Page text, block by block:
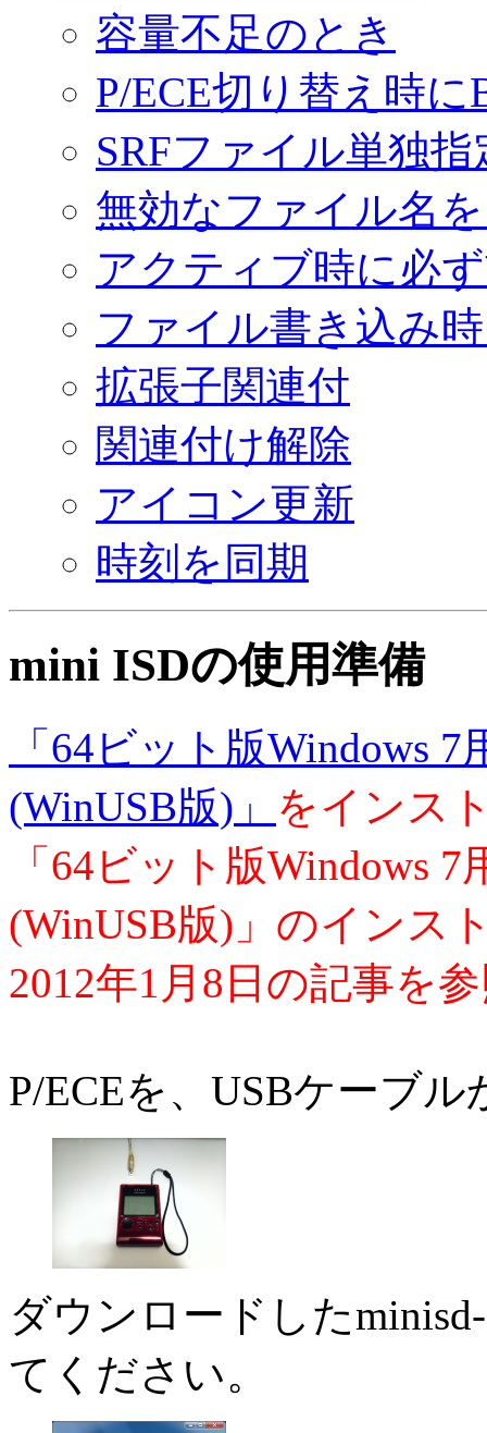
容量不足のとき
P/ECE切り替え時に
SRFファイル単独
無効なファイル名
アクティブ時に必
ファイル書き込み
拡張子関連付
関連付け解除
アイコン更新
時刻を同期
mini ISDの使用準備
「64ビット版Windows
(WinUSB版)」 をインス
「64ビット版Windows
(WinUSB版)」のインス
2012年1月8日の記事を
P/ECEを、USBケーブ
ダウンロードした
てください。